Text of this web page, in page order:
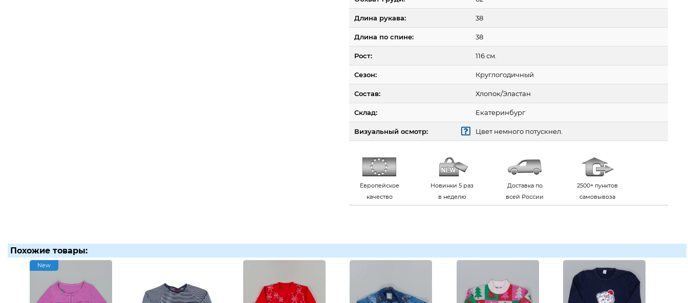
Длина рукава: 38
Длина по спине: 38
Рост: 116 см.
Сезон: Круглогодичный
Состав: Хлопок/Эластан
Склад: Екатеринбург
Визуальный осмотр: Цвет немного потускнел.
Европейское
качество
Новинки 5 раз
в неделю
Доставка по
всей России
2500+ пунктов
самовывоза
Похожие товары:
New